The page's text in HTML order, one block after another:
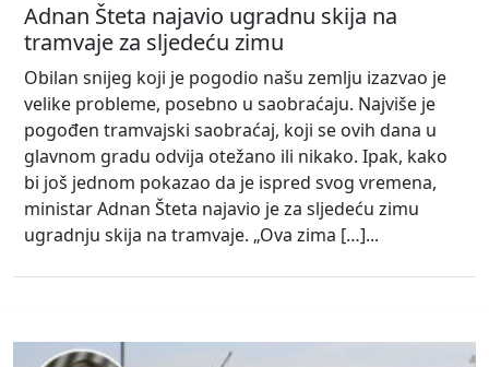
Adnan Šteta najavio ugradnu skija na
tramvaje za sljedeću zimu
Obilan snijeg koji je pogodio našu zemlju izazvao je
velike probleme, posebno u saobraćaju. Najviše je
pogođen tramvajski saobraćaj, koji se ovih dana u
glavnom gradu odvija otežano ili nikako. Ipak, kako
bi još jednom pokazao da je ispred svog vremena,
ministar Adnan Šteta najavio je za sljedeću zimu
ugradnju skija na tramvaje. „Ova zima […]...